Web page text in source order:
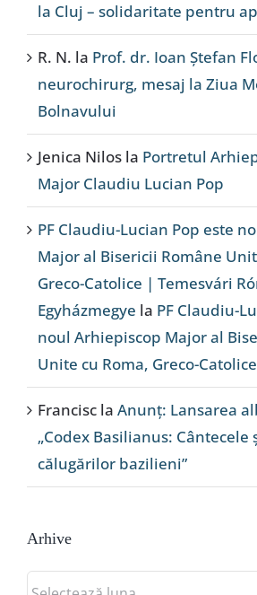
la Cluj – solidaritate pentru
R. N. la Prof. dr. Ioan Ștefan
neurochirurg, mesaj la Ziua
Bolnavului
Jenica Nilos la Portretul
Major Claudiu Lucian Pop
PF Claudiu-Lucian Pop este
Major al Bisericii Române
Greco-Catolice | Temesvári
Egyházmegye la PF Claudiu-
noul Arhiepiscop Major al
Unite cu Roma, Greco-Catolice
Francisc la Anunț: Lansarea
„Codex Basilianus: Cântecele
călugărilor bazilieni”
Arhive
Arhive